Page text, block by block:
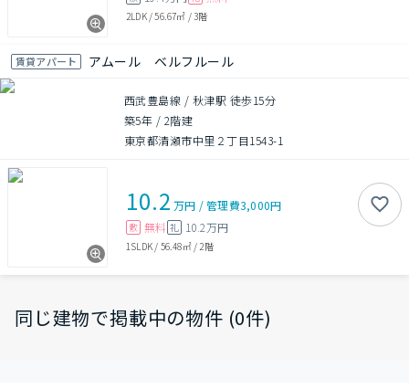
2LDK/56.67㎡ /3階
賃貸アパート アムール ベルフルール
西武豊島線 / 秋津駅 徒歩15分
築5年 / 2階建
東京都清瀬市中里２丁目1543-1
10.2 万円 /管理費3,000円
敷 無料 礼 10.2万円
1SLDK / 56.48㎡/ 2階
同じ建物で掲載中の物件 (0件)